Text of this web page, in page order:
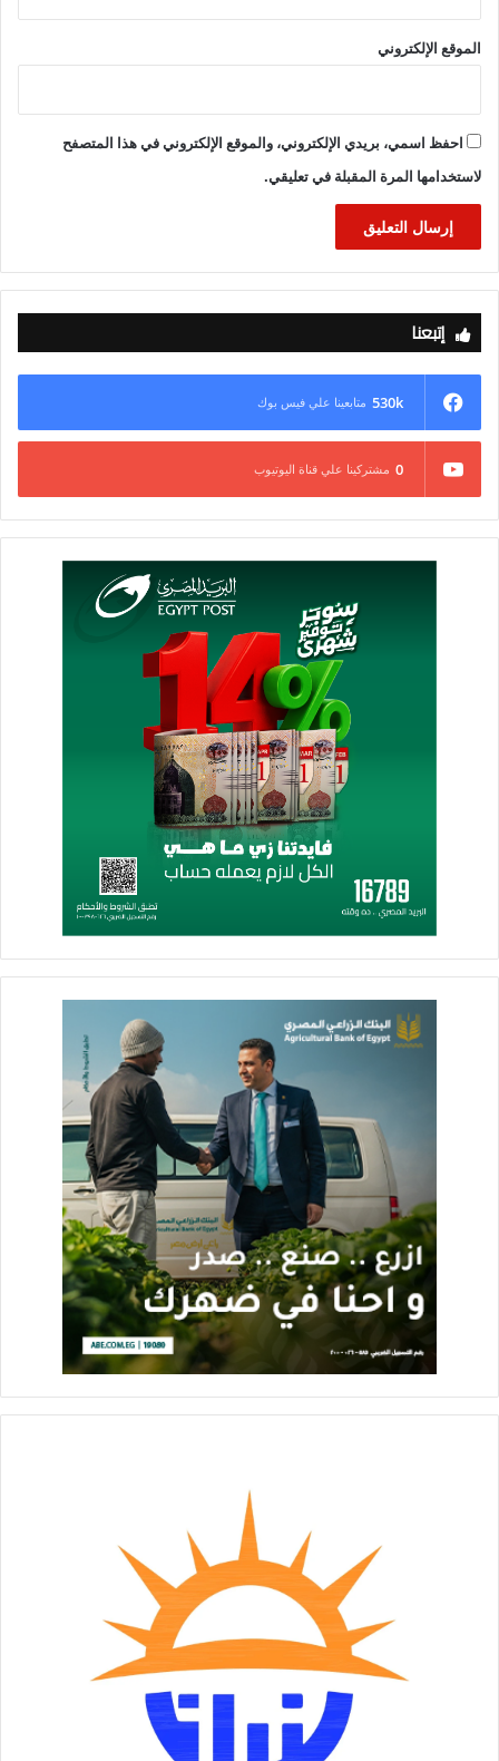
الموقع الإلكتروني
احفظ اسمي، بريدي الإلكتروني، والموقع الإلكتروني في هذا المتصفح
لاستخدامها المرة المقبلة في تعليقي.
إتبعنا
530k متابعينا علي فيس بوك
0 مشتركينا علي قناة اليوتيوب